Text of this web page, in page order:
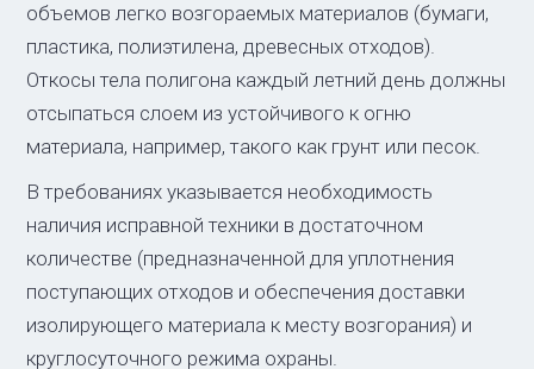
объемов легко возгораемых материалов (бумаги,
пластика, полиэтилена, древесных отходов).
Откосы тела полигона каждый летний день должны
отсыпаться слоем из устойчивого к огню
материала, например, такого как грунт или песок.
В требованиях указывается необходимость
наличия исправной техники в достаточном
количестве (предназначенной для уплотнения
поступающих отходов и обеспечения доставки
изолирующего материала к месту возгорания) и
круглосуточного режима охраны.